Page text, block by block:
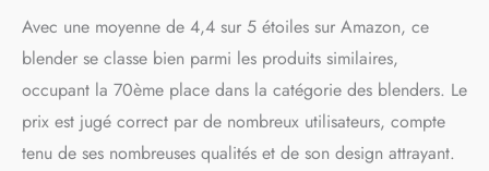
Avec une moyenne de 4,4 sur 5 étoiles sur Amazon, ce
blender se classe bien parmi les produits similaires,
occupant la 70ème place dans la catégorie des blenders. Le
prix est jugé correct par de nombreux utilisateurs, compte
tenu de ses nombreuses qualités et de son design attrayant.